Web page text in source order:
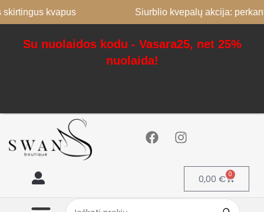
kvapus Siurblio kvepalų akcija: perkant 2, 3-
Su nuolaidos kodu - Vasara25, net 25%
nuolaida!
0,00 € 0